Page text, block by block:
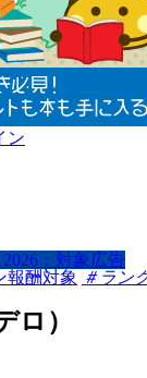
ン
：対象広告
報酬対象 ＃ラン
ロ）